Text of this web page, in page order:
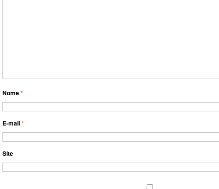
Nome*
E-mail*
Site